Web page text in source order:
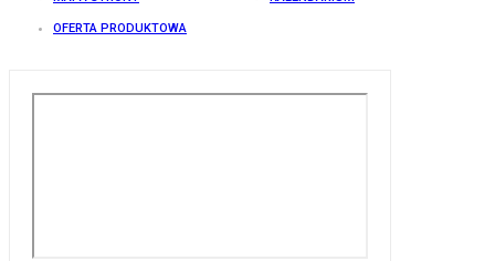
OFERTA PRODUKTOWA